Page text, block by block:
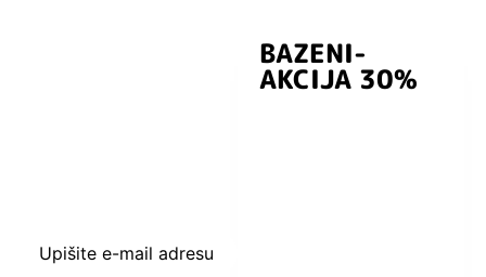
Upišite e-mail adresu
BAZENI-
AKCIJA 30%